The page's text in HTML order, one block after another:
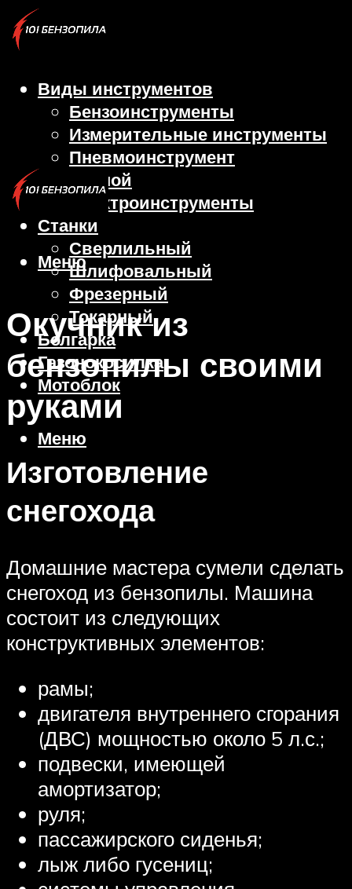
Виды инструментов
Бензоинструменты
Измерительные инструменты
Пневмоинструмент
Ручной
Электроинструменты
Станки
Сверлильный
Шлифовальный
Фрезерный
Токарный
Болгарка
Газонокосилка
Мотоблок
Меню
Меню
Окучник из
бензопилы своими
руками
Изготовление
снегохода
Домашние мастера сумели сделать
снегоход из бензопилы. Машина
состоит из следующих
конструктивных элементов:
рамы;
двигателя внутреннего сгорания
(ДВС) мощностью около 5 л.с.;
подвески, имеющей
амортизатор;
руля;
пассажирского сиденья;
лыж либо гусениц;